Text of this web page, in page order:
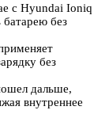
с Hyundai Ioniq
батарею без
без
дальше,
внутреннее